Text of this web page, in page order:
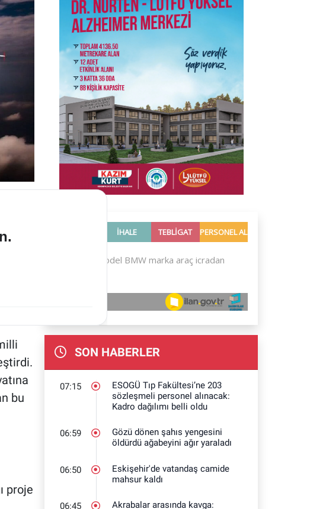
bu
proje
SON HABERLER
07:15
ESOGÜ Tıp Fakültesi’ne 203
sözleşmeli personel alınacak:
Kadro dağılımı belli oldu
06:59
Gözü dönen şahıs yengesini
öldürdü ağabeyini ağır yaraladı
06:50
Eskişehir'de vatandaş camide
mahsur kaldı
06:45
Akrabalar arasında kavga: